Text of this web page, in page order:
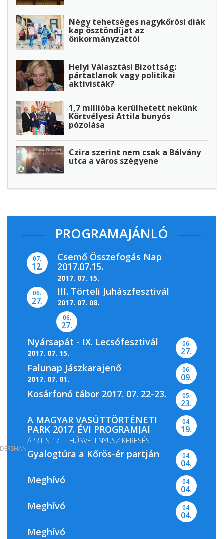
Négy tehetséges nagykőrösi diák
kap ösztöndíjat az
önkormányzattól
Helyi Választási Bizottság:
pártatlanok vagy politikai
aktivisták?
1,7 millióba kerülhetett nekünk
Körtvélyesi Attila bunyós
pózolása
Czira szerint nem csak a Bálvány
utca a város szégyene
PROGRAMAJÁNLÓ
07.
12.
Csemő Összefogás Nap
2017.07.15.
2017. 07. 15.
06.
27.
III. Törteli Juhászfesztivál
2017. 07. 08.
06.
27.
Nyársapát - IX. Lecsófesztivál
2017. 07. 15.
06.
27.
Falunap Jászkarajenő
2017. 07. 01.
06.
09.
Kosárfonó tábor 2017. 07. 22-23. 05.
23.
A MAGYAR VASÚTTÖRTÉNETI
PARK 2017. ÉVI PROGRAMJAI
ÁPRILIS 17. HÚSVÉTI NYUSZIKERESÉS
MÁJUS 13-14. GŐZMOZDONY...
04.
19.
Gyalogtúra a Kőrös-ér partján 04.
04.
Meghívó 04.
04.
Meghívó 04.
04.
Meghívó
DERSHAN